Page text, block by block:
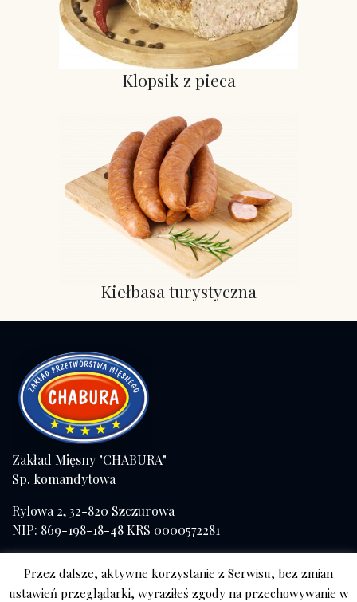
Klopsik z pieca
Kiełbasa turystyczna
Zakład Mięsny "CHABURA"
Sp. komandytowa
Rylowa 2, 32-820 Szczurowa
NIP: 869-198-18-48 KRS 0000572281
kom. 508 056 084
Przez dalsze, aktywne korzystanie z Serwisu, bez zmian
ustawień przeglądarki, wyraziłeś zgody na przechowywanie w